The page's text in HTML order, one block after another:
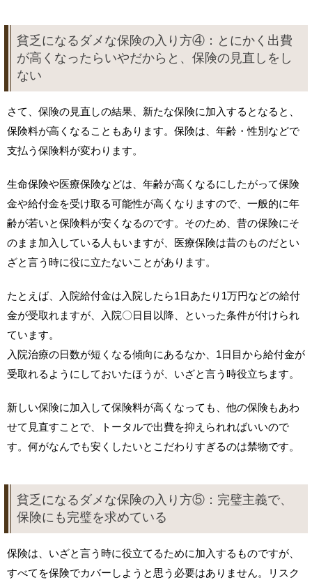
貧乏になるダメな保険の入り方④：とにかく出費
が高くなったらいやだからと、保険の見直しをし
ない
さて、保険の見直しの結果、新たな保険に加入するとなると、
保険料が高くなることもあります。保険は、年齢・性別などで
支払う保険料が変わります。
生命保険や医療保険などは、年齢が高くなるにしたがって保険
金や給付金を受け取る可能性が高くなりますので、一般的に年
齢が若いと保険料が安くなるのです。そのため、昔の保険にそ
のまま加入している人もいますが、医療保険は昔のものだとい
ざと言う時に役に立たないことがあります。
たとえば、入院給付金は入院したら1日あたり1万円などの給付
金が受取れますが、入院〇日目以降、といった条件が付けられ
ています。
入院治療の日数が短くなる傾向にあるなか、1日目から給付金が
受取れるようにしておいたほうが、いざと言う時役立ちます。
新しい保険に加入して保険料が高くなっても、他の保険もあわ
せて見直すことで、トータルで出費を抑えられればいいので
す。何がなんでも安くしたいとこだわりすぎるのは禁物です。
貧乏になるダメな保険の入り方⑤：完璧主義で、
保険にも完璧を求めている
保険は、いざと言う時に役立てるために加入するものですが、
すべてを保険でカバーしようと思う必要はありません。リスク